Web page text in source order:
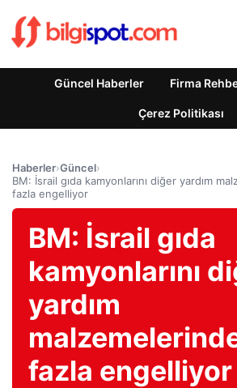
Güncel Haberler Firma
Çerez Politikası
Haberler›Güncel›
BM: İsrail gıda kamyonlarını diğer yardım
fazla engelliyor
BM: İsrail gıda
kamyonlarını
yardım
fazla engelliyor